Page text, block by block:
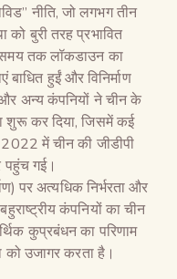
नीति, जो लगभग तीन
बुरी तरह प्रभावित
तक लॉकडाउन का
हुईं और विनिर्माण
और अन्य कंपनियों ने चीन के
शुरू कर दिया, जिसमें कई
में चीन की जीडीपी
पहुंच गई।
पर अत्यधिक निर्भरता और
कंपनियों का चीन
कुप्रबंधन का परिणाम
उजागर करता है।